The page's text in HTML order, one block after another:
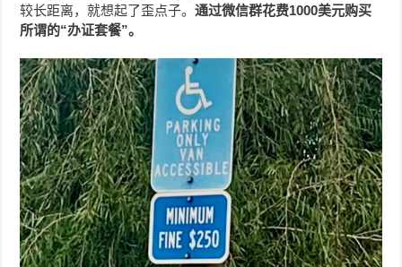
较长距离，就想起了歪点子。通过微信群花费1000美元购买
所谓的“办证套餐”。